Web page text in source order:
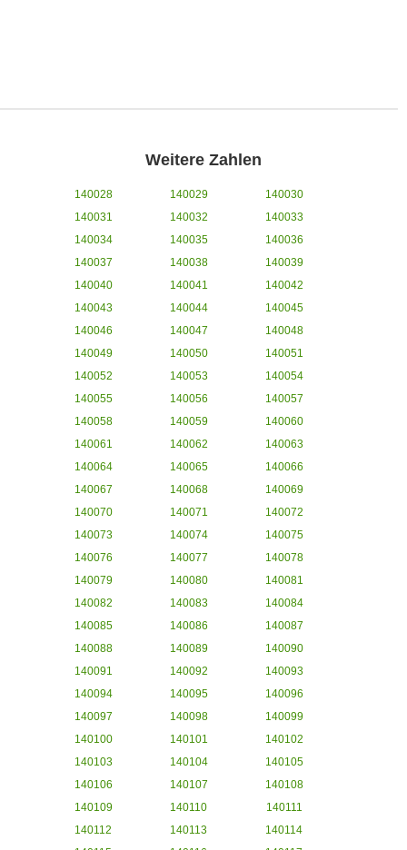
Weitere Zahlen
140028 140029
140030
140031
140032
140033
140034
140035
140036
140037
140038
140039
140040
140041
140042
140043
140044
140045
140046
140047
140048
140049
140050
140051
140052
140053
140054
140055
140056
140057
140058
140059
140060
140061
140062
140063
140064
140065
140066
140067
140068
140069
140070
140071
140072
140073
140074
140075
140076
140077
140078
140079
140080
140081
140082
140083
140084
140085
140086
140087
140088
140089
140090
140091
140092
140093
140094
140095
140096
140097
140098
140099
140100
140101
140102
140103
140104
140105
140106
140107
140108
140109
140110
140111
140112
140113
140114